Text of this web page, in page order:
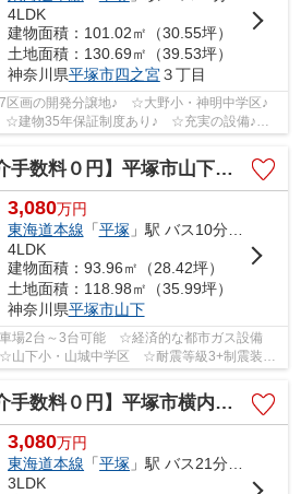
4LDK
建物面積：101.02㎡（30.55坪）
土地面積：130.69㎡（39.53坪）
神奈川県平塚市四之宮３丁目
7区画の開発分譲地♪ ☆大野小・神明中学区♪
☆建物35年保証制度あり♪ ☆充実の設備♪
中古一戸建ての事ならリビ...
数料０円】平塚市山下第15 新築一戸建て 全4棟
3,080万円
東海道本線 「平塚 」駅 バス10分 「山下（平塚市）」 停歩4分
4LDK
建物面積：93.96㎡（28.42坪）
土地面積：118.98㎡（35.99坪）
神奈川県平塚市山下
車場2台～3台可能 ☆経済的な都市ガス設備
下小・山城中学区 ☆耐震等級3+制震装置
徒歩圏内♪ 【平塚市の新築...
数料０円】平塚市横内第29 新築一戸建て
3,080万円
東海道本線 「平塚 」駅 バス21分 「横内団地前」 停歩5分
3LDK